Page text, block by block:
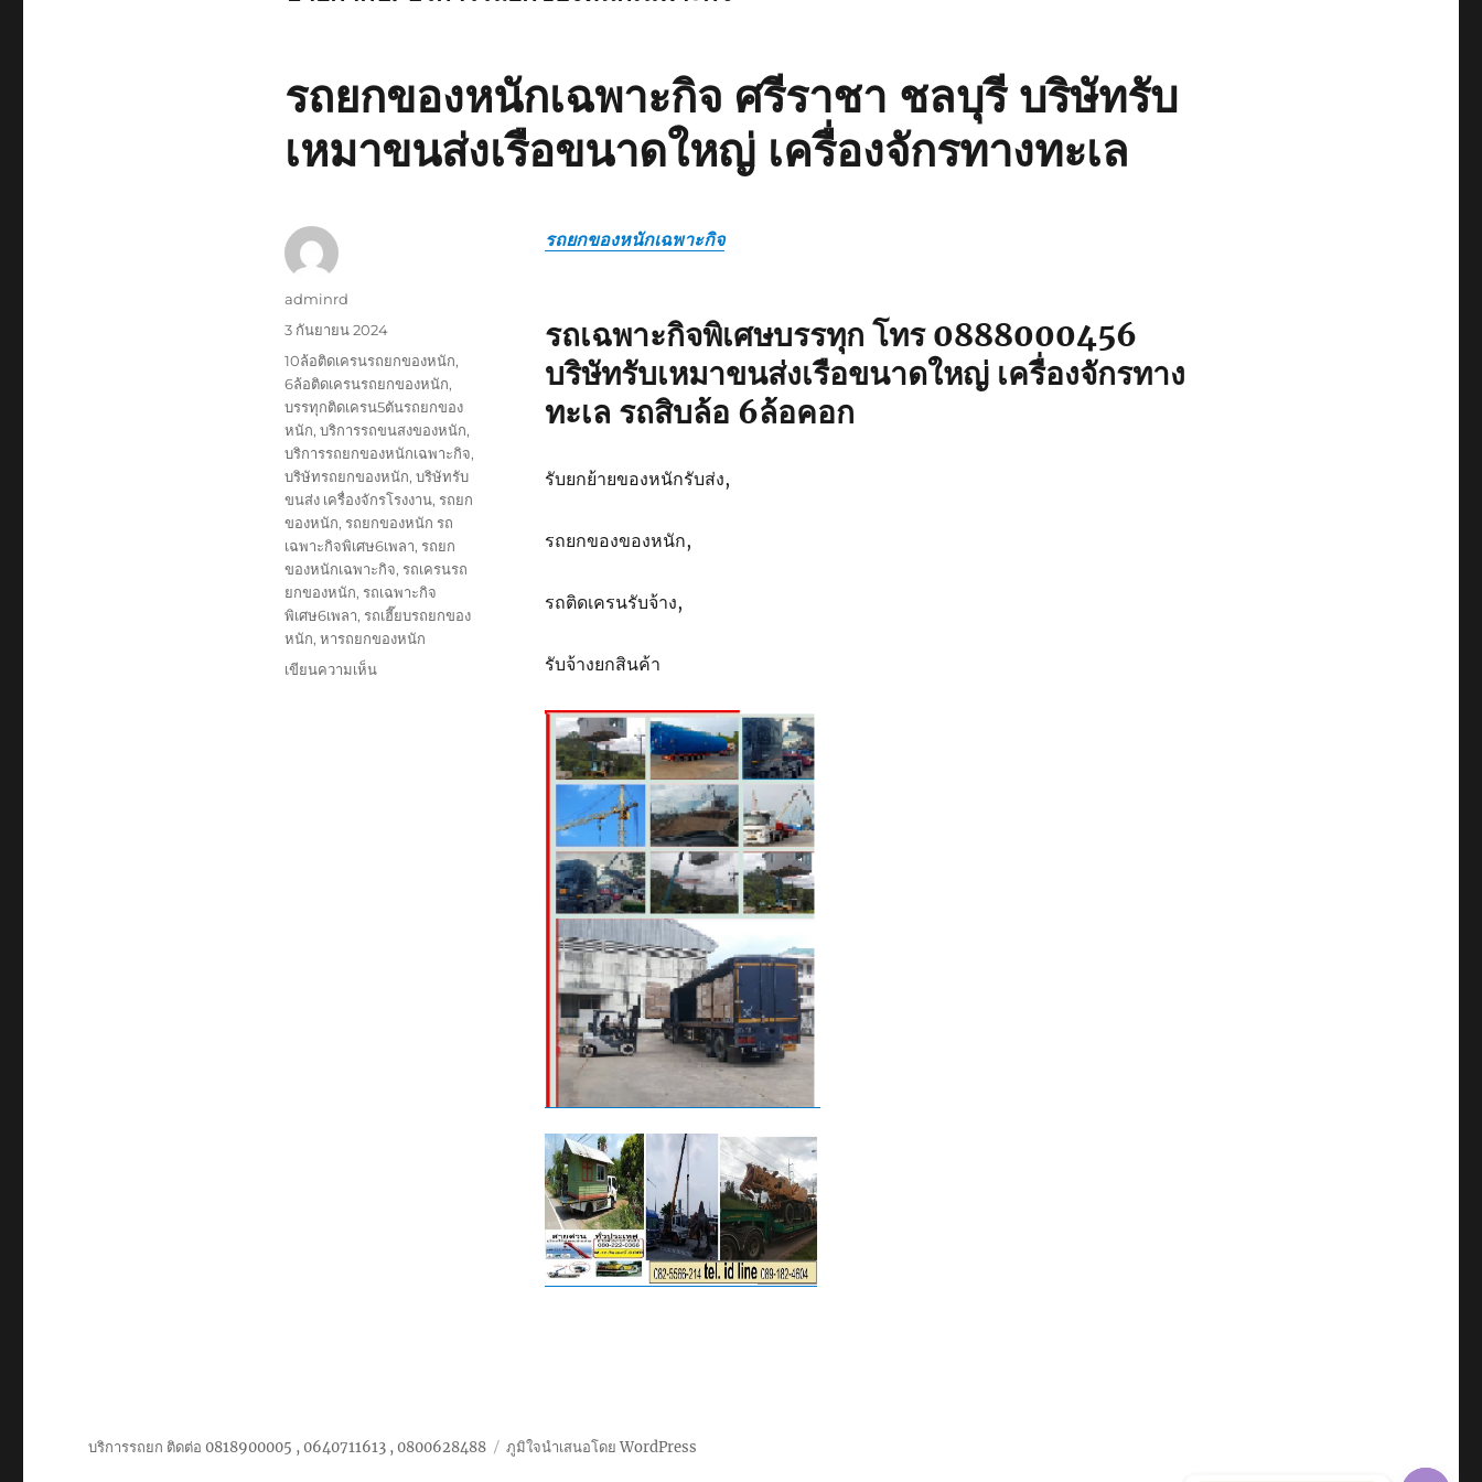
รถยกของหนักเฉพาะกิจ ศรีราชา ชลบุรี บริษัทรับ
เหมาขนส่งเรือขนาดใหญ่ เครื่องจักรทางทะเล
รถยกของหนักเฉพาะกิจ
รถเฉพาะกิจพิเศษบรรทุก โทร 0888000456
บริษัทรับเหมาขนส่งเรือขนาดใหญ่ เครื่องจักรทาง
ทะเล รถสิบล้อ 6ล้อคอก
รับยกย้ายของหนักรับส่ง,
รถยกของของหนัก,
รถติดเครนรับจ้าง,
รับจ้างยกสินค้า
ผู้
เขียน
adminrd
เขียน
เมื่อ
3 กันยายน 2024
ป้าย
กำกับ
10ล้อติดเครนรถยกของหนัก,
6ล้อติดเครนรถยกของหนัก,
บรรทุกติดเครน5ตันรถยกของ
หนัก, บริการรถขนสงของหนัก,
บริการรถยกของหนักเฉพาะกิจ,
บริษัทรถยกของหนัก, บริษัทรับ
ขนส่ง เครื่องจักรโรงงาน, รถยก
ของหนัก, รถยกของหนัก รถ
เฉพาะกิจพิเศษ6เพลา, รถยก
ของหนักเฉพาะกิจ, รถเครนรถ
ยกของหนัก, รถเฉพาะกิจ
พิเศษ6เพลา, รถเฮี๊ยบรถยกของ
หนัก, หารถยกของหนัก
เขียนความเห็นบน
บริการรถยก ติดต่อ 0818900005 , 0640711613 , 0800628488 ภูมิใจนำเสนอโดย WordPress